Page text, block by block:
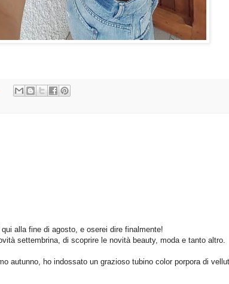
alla fine di agosto, e oserei dire finalmente!
settembrina, di scoprire le novità beauty, moda e tanto altro.
autunno, ho indossato un grazioso tubino color porpora di